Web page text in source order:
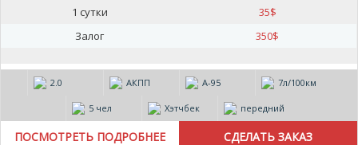
1 сутки
35$
Залог
350$
2.0 АКПП А-95 7л/100км
5 чел Хэтчбек передний
ПОСМОТРЕТЬ ПОДРОБНЕЕ